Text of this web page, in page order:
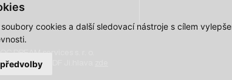
cookies a další sledovací nástroje s cílem
services s. r. o.
pro MFDF Ji.hlava